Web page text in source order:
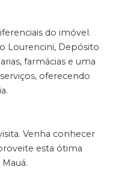
do imóvel.
Lourencini, Depósito
farmácias e uma
oferecendo
Venha conhecer
esta ótima